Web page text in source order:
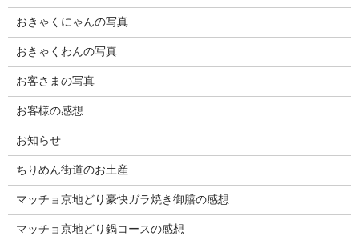
おきゃくにゃんの写真
おきゃくわんの写真
お客さまの写真
お客様の感想
お知らせ
ちりめん街道のお土産
マッチョ京地どり豪快ガラ焼き御膳の感想
マッチョ京地どり鍋コースの感想